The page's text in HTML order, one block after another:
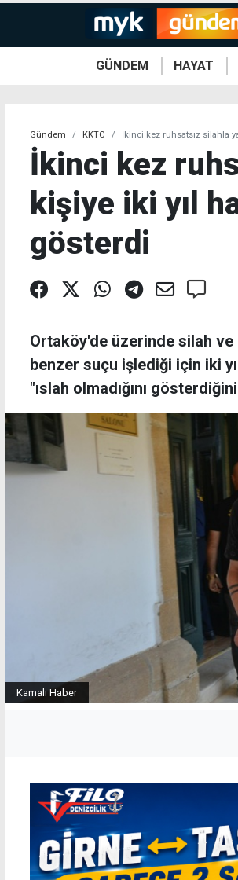
GÜNDEM HAYAT
Gündem KKTC İkinci kez ruhsatsız silahla
İkinci kez
kişiye iki yıl
gösterdi
Ortaköy'de üzerinde silah
benzer suçu işlediği için iki
"ıslah olmadığını
Kamalı Haber